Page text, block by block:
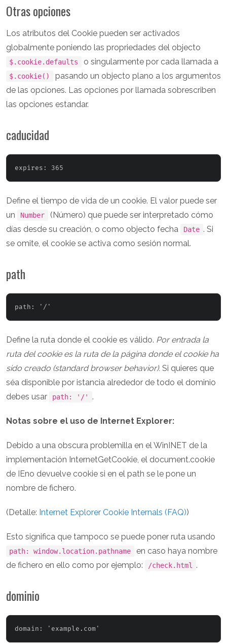
Otras opciones
Los atributos del Cookie pueden ser activados
globalmente poniendo las propriedades del objecto
$.cookie.defaults o singularmente por cada llamada a
$.cookie()
pasando un objecto plano a los argumentos
de las opciones. Las opciones por llamada sobrescriben
las opciones estandar.
caducidad
Define el tiempo de vida de un cookie. El valor puede ser
un
Number
(Número) que puede ser interpretado cómo
días desde su creación, o como objecto fecha
Date . Si
se omite, el cookie se activa como sesión normal.
path
Define la ruta donde el cookie es válido. Por entrada la
ruta del cookie es la ruta de la página donde el cookie ha
sido creado (standard browser behavior). Si quieres que
séa disponible por istancia alrededor de todo el dominio
debes usar
path: '/' .
Notas sobre el uso de Internet Explorer:
Debido a una obscura problemilla en el WinINET de la
implementación InternetGetCookie, el document.cookie
de IEno devuelve cookie si en el path se le pone un
nombre de fichero.
(Detalle: Internet Explorer Cookie Internals (FAQ))
Esto significa que tampoco se puede poner ruta usando
path: window.location.pathname
en caso haya nombre
de fichero en ello como por ejemplo:
/check.html .
dominio